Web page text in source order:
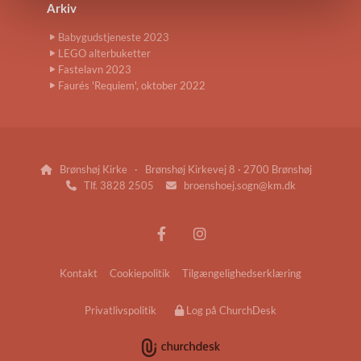
Arkiv
Babygudstjeneste 2023
LEGO alterbuketter
Fastelavn 2023
Faurés 'Requiem', oktober 2022
Brønshøj Kirke · Brønshøj Kirkevej 8 · 2700 Brønshøj
Tlf. 3828 2505 broenshoej.sogn@km.dk
Kontakt Cookiepolitik Tilgængelighedserklæring
Privatlivspolitik Log på ChurchDesk